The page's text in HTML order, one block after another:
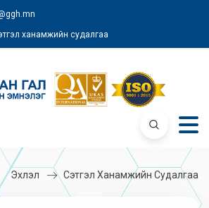
ханамжийн судалгаа
Эхлэл Сэтгэл Ханамжийн Судалгаа